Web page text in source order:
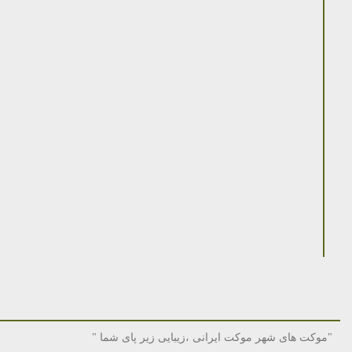
"موکت های شهر موکت ایرانی ،زیبایی زیر پای شما "